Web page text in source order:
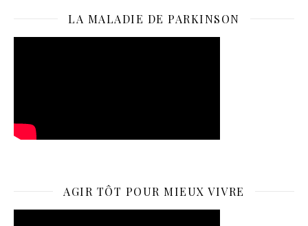
LA MALADIE DE PARKINSON
AGIR TÔT POUR MIEUX VIVRE